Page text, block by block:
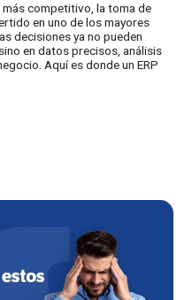
competitivo, la toma de
en uno de los mayores
decisiones ya no pueden
en datos precisos, análisis
Aquí es donde un ERP